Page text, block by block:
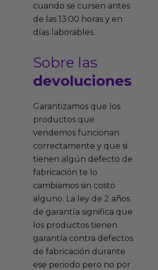
cuando se cursen antes
de las 13:00 horas y en
días laborables.
Sobre las
devoluciones
Garantizamos que los
productos que
vendemos funcionan
correctamente y que si
tienen algún defecto de
fabricación te lo
cambiamos sin costo
alguno. La ley de 2 años
de garantía significa que
los productos tienen
garantía contra defectos
de fabricación durante
ese periodo pero no por